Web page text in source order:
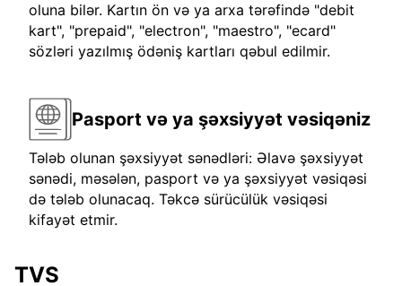
oluna bilər. Kartın ön və ya arxa tərəfində "debit
kart", "prepaid", "electron", "maestro", "ecard"
sözləri yazılmış ödəniş kartları qəbul edilmir.
Pasport və ya şəxsiyyət vəsiqəniz
Tələb olunan şəxsiyyət sənədləri: Əlavə şəxsiyyət
sənədi, məsələn, pasport və ya şəxsiyyət vəsiqəsi
də tələb olunacaq. Təkcə sürücülük vəsiqəsi
kifayət etmir.
TVS